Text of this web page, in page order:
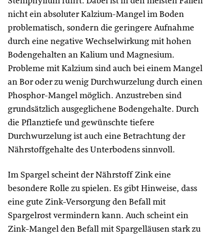
nicht ein absoluter Kalzium-Mangel im Boden
problematisch, sondern die geringere Aufnahme
durch eine negative Wechselwirkung mit hohen
Bodengehalten an Kalium und Magnesium.
Probleme mit Kalzium sind auch bei einem Mangel
an Bor oder zu wenig Durchwurzelung durch einen
Phosphor-Mangel möglich. Anzustreben sind
grundsätzlich ausgeglichene Bodengehalte. Durch
die Pflanztiefe und gewünschte tiefere
Durchwurzelung ist auch eine Betrachtung der
Nährstoffgehalte des Unterbodens sinnvoll.
Im Spargel scheint der Nährstoff Zink eine
besondere Rolle zu spielen. Es gibt Hinweise, dass
eine gute Zink-Versorgung den Befall mit
Spargelrost vermindern kann. Auch scheint ein
Zink-Mangel den Befall mit Spargelläusen stark zu